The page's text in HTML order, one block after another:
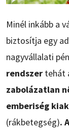
Minél inkább a
biztosítja egy
nagyvállalati
rendszer tehát
zabolázatlan
emberiség
(rákbetegség).